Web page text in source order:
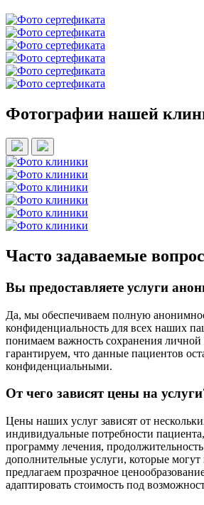
Фотографии нашей
Часто задаваемые
Вы предоставляете услуги
Да, мы обеспечиваем полную
конфиденциальность для всех наших
понимаем важность сохранения
гарантируем, что данные пациентов
конфиденциальными.
От чего зависят цены на
Цены наших услуг зависят от
индивидуальные потребности
программу лечения,
дополнительные услуги, которые
предлагаем прозрачное
адаптировать стоимость под